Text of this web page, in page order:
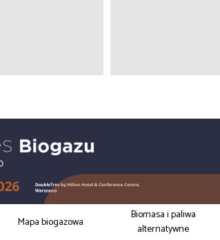
Mapa biogazowa
Biomasa i paliwa
alternatywne